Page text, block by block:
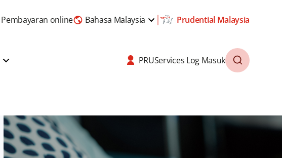
Pembayaran online Bahasa Malaysia Prudential Malaysia
PRUServices Log Masuk